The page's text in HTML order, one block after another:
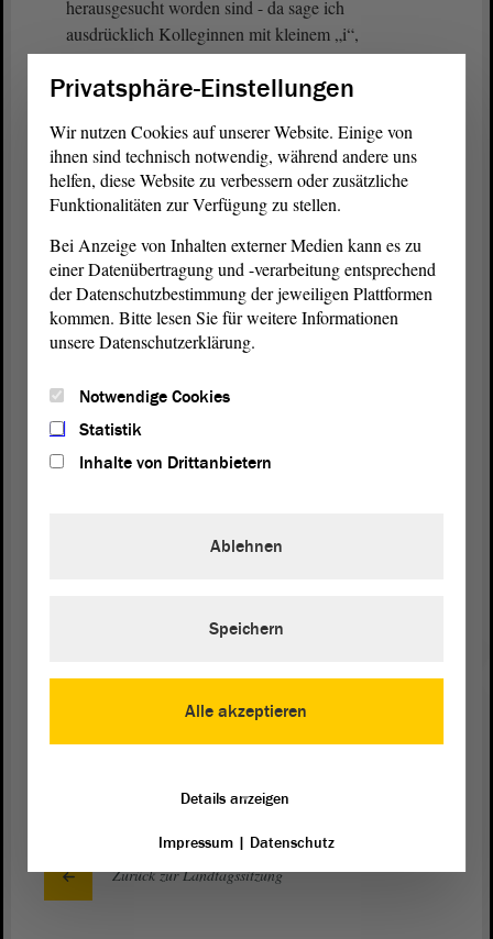
herausgesucht worden sind - da sage ich
ausdrücklich Kolleginnen mit kleinem „i“,
(Unruhe bei der AfD)
die in dieser Art und Weise diffamiert wird, mit der
in dieser Art und Weise umgegangen wird.
(Zurufe von der AfD)
Liebe Kollegen - jetzt die Herren der
demokratischen Fraktionen ,
(Unruhe bei der AfD)
ich wünsche mir da von euch und von Ihnen mehr
Solidarität mit den Kolleginnen, weil das etwas
völlig Inakzeptables ist.
Hohen Hause häufig unangemessen. Ich wünsche
(Beifall bei der LINKEN)
Zurück zur Landtagssitzung
Privatsphäre-Einstellungen
Wir nutzen Cookies auf unserer Website. Einige von
ihnen sind technisch notwendig, während andere uns
helfen, diese Website zu verbessern oder zusätzliche
Funktionalitäten zur Verfügung zu stellen.
Bei Anzeige von Inhalten externer Medien kann es zu
einer Datenübertragung und -verarbeitung entsprechend
der Datenschutzbestimmung der jeweiligen Plattformen
kommen. Bitte lesen Sie für weitere Informationen
unsere Datenschutzerklärung.
Notwendige Cookies
Statistik
Inhalte von Drittanbietern
Alle akzeptieren
Ablehnen
Speichern
Details anzeigen
Impressum| Datenschutz